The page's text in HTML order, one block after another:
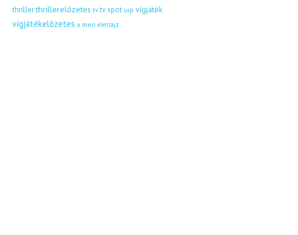
thrillerthrillerelőzetes tv tv spot uip vígjáték
vígjátékelőzetes x men életrajz